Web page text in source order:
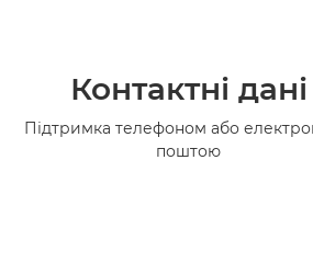
Контактні дані
Підтримка телефоном або
поштою